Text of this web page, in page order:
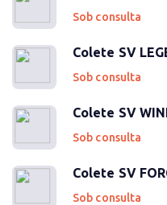
Sob consulta
Colete SV
Sob consulta
Colete SV
Sob consulta
Colete SV
Sob consulta